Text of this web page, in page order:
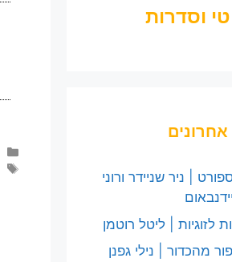
וסדרות
אחרונים
| ניר שניידר ורוני
לזוגיות | ליטל רוטמן
מהכדור | נילי גפנן